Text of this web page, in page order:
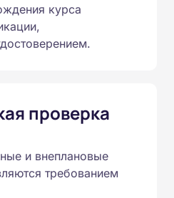
курса
проверка
и внеплановые
требованием